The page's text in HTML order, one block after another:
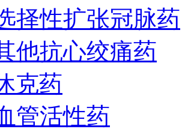
择性扩张冠脉药
他抗心绞痛药
克药
管活性药